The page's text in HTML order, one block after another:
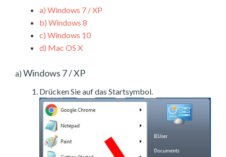
a) Windows 7 / XP
b) Windows 8
c) Windows 10
d) Mac OS X
a) Windows 7 / XP
Drücken Sie auf das Startsymbol.